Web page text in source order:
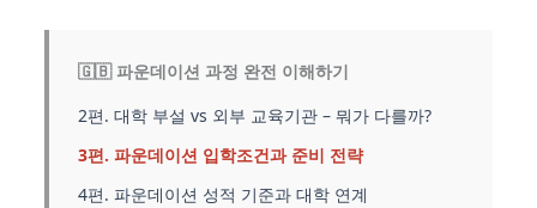
🇬🇧 파운데이션 과정 완전 이해하기
2편. 대학 부설 vs 외부 교육기관 – 뭐가 다를까?
3편. 파운데이션 입학조건과 준비 전략
4편. 파운데이션 성적 기준과 대학 연계